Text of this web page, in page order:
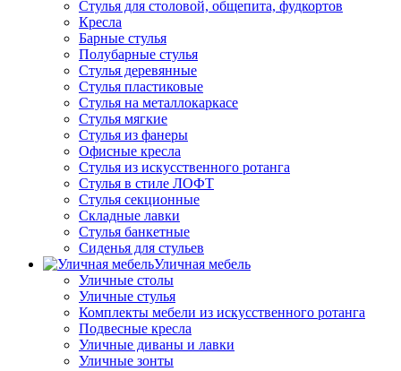
Стулья для столовой, общепита, фудкортов
Кресла
Барные стулья
Полубарные стулья
Стулья деревянные
Стулья пластиковые
Стулья на металлокаркасе
Стулья мягкие
Стулья из фанеры
Офисные кресла
Стулья из искусственного ротанга
Стулья в стиле ЛОФТ
Стулья секционные
Складные лавки
Стулья банкетные
Сиденья для стульев
Уличная мебель
Уличные столы
Уличные стулья
Комплекты мебели из искусственного ротанга
Подвесные кресла
Уличные диваны и лавки
Уличные зонты